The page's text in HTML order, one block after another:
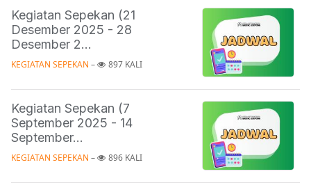
Kegiatan Sepekan (21
Desember 2025 - 28
Desember 2...
KEGIATAN SEPEKAN – 897 KALI
Kegiatan Sepekan (7
September 2025 - 14
September...
KEGIATAN SEPEKAN – 896 KALI